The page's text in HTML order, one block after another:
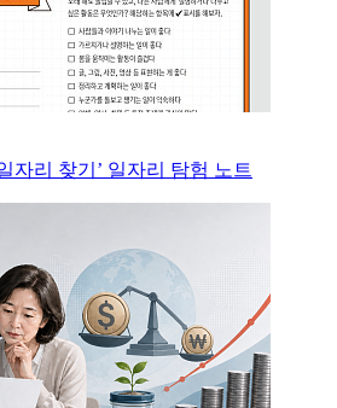
자리 찾기’ 일자리 탐험 노트